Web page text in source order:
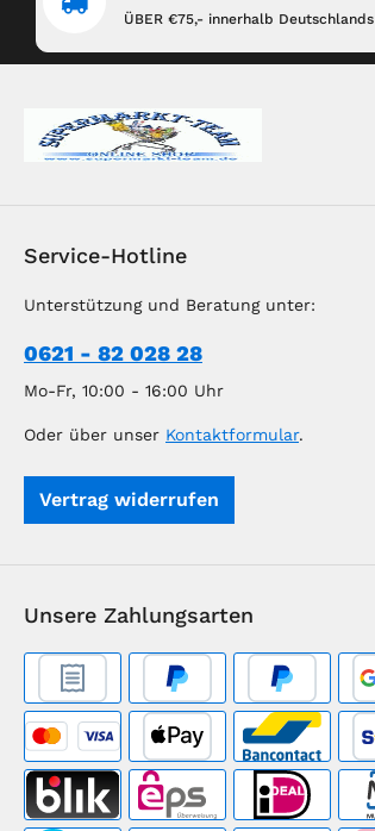
ÜBER €75,- innerhalb Deutschlands
Service-Hotline
Unterstützung und Beratung unter:
0621 - 82 028 28
Mo-Fr, 10:00 - 16:00 Uhr
Oder über unser Kontaktformular.
Vertrag widerrufen
Unsere Zahlungsarten